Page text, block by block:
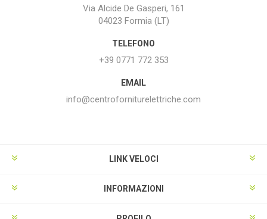
Via Alcide De Gasperi, 161
04023 Formia (LT)
TELEFONO
+39 0771 772 353
EMAIL
info@centroforniturelettriche.com
LINK VELOCI
INFORMAZIONI